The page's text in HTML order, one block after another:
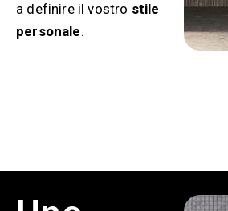
a definire il vostro stile
personale.